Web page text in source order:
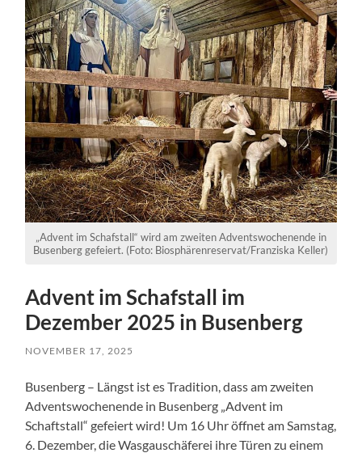
„Advent im Schafstall“ wird am zweiten Adventswochenende in
Busenberg gefeiert. (Foto: Biosphärenreservat/Franziska Keller)
Advent im Schafstall im
Dezember 2025 in Busenberg
NOVEMBER 17, 2025
Busenberg – Längst ist es Tradition, dass am zweiten
Adventswochenende in Busenberg „Advent im
Schaftstall“ gefeiert wird! Um 16 Uhr öffnet am Samstag,
6. Dezember, die Wasgauschäferei ihre Türen zu einem